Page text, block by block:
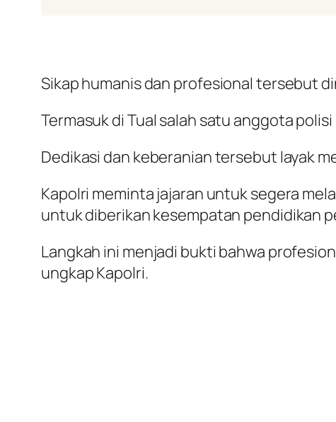
Sikap humanis dan profesional tersebut
Termasuk di Tual salah satu anggota
Dedikasi dan keberanian tersebut layak
Kapolri meminta jajaran untuk segera
untuk diberikan kesempatan pendidikan
Langkah ini menjadi bukti bahwa
ungkap Kapolri.